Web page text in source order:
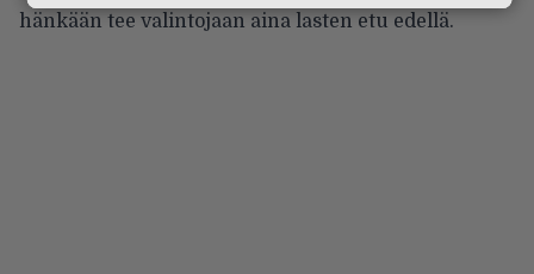
hänkään tee valintojaan aina lasten etu edellä.